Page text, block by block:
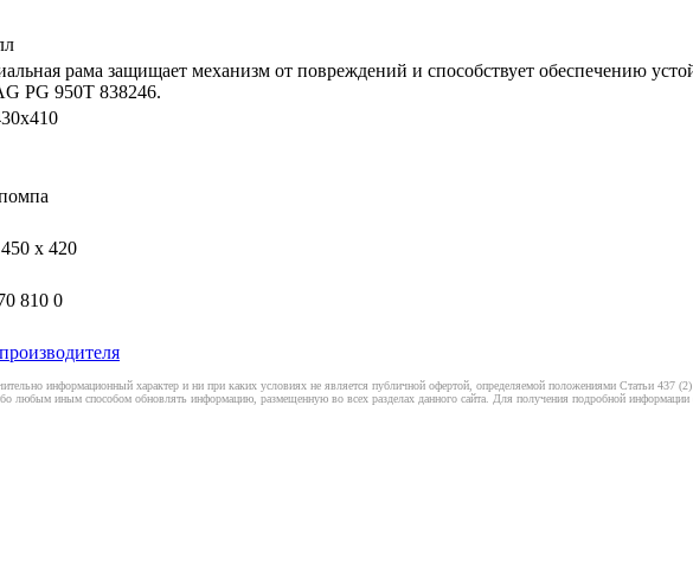
рама защищает механизм от повреждений и способствует обеспечению
PG 950T 838246.
x 420
810 0
информационный характер и ни при каких условиях не является публичной офертой, определяемой положениями Статьи 437
любым иным способом обновлять информацию, размещенную во всех разделах данного сайта. Для получения подробной информации